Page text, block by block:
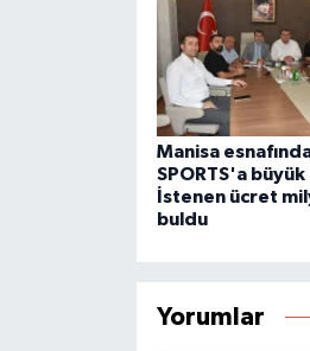
Manisa
SPORTS'a
İstenen ücret
buldu
Yorumlar